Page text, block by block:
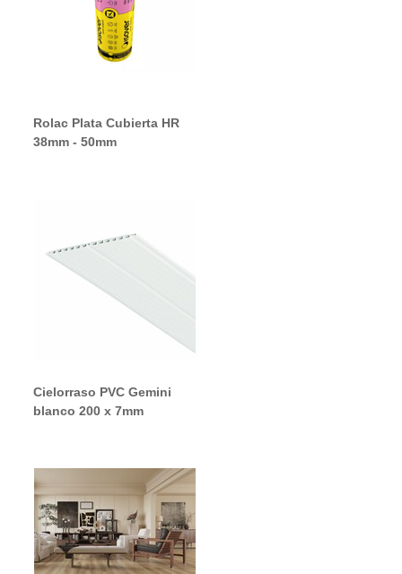
Rolac Plata Cubierta HR
38mm - 50mm
Cielorraso PVC Gemini
blanco 200 x 7mm